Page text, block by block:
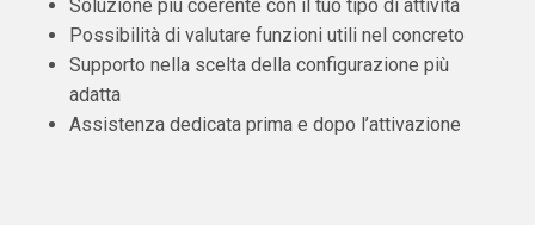
Soluzione più coerente con il tuo tipo di attività
Possibilità di valutare funzioni utili nel concreto
Supporto nella scelta della configurazione più
adatta
Assistenza dedicata prima e dopo l’attivazione